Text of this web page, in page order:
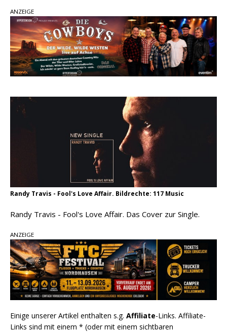
Parton, Bill Anderson und Shaboozey im Fokus
Chris Johnson & The Hollywood Hillbillies
kündigen neues Album mit „Better Days
Ahead“ an
Danke für Euer Vertrauen: Country.de erreicht
ANZEIGE
Randy Travis - Fool's Love Affair. Bildrechte: 117 Music
Randy Travis - Fool's Love Affair. Das Cover zur Single.
ANZEIGE
Einige unserer Artikel enthalten s.g. Affiliate-Links. Affiliate-
Links sind mit einem * (oder mit einem sichtbaren